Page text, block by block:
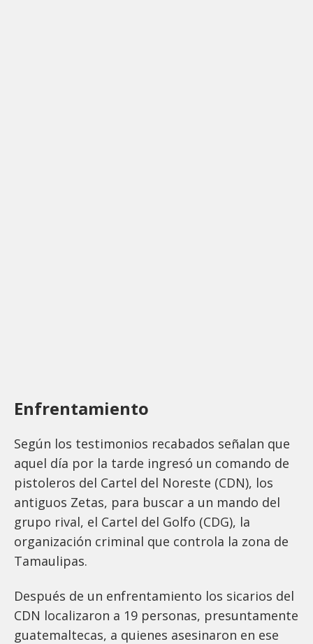
Enfrentamiento
Según los testimonios recabados señalan que
aquel día por la tarde ingresó un comando de
pistoleros del Cartel del Noreste (CDN), los
antiguos Zetas, para buscar a un mando del
grupo rival, el Cartel del Golfo (CDG), la
organización criminal que controla la zona de
Tamaulipas.
Después de un enfrentamiento los sicarios del
CDN localizaron a 19 personas, presuntamente
guatemaltecas, a quienes asesinaron en ese